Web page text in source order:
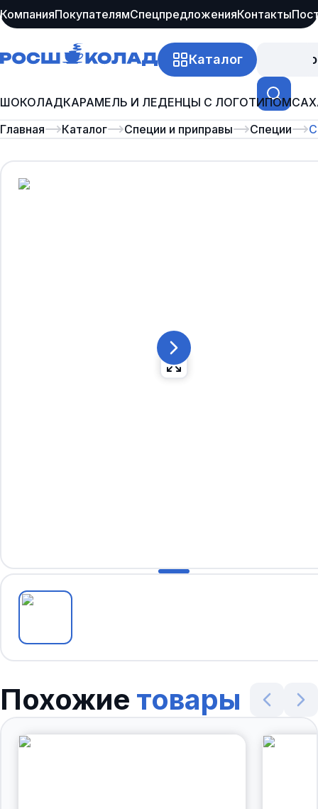
КомпанияПокупателямСпецпредложенияКонтакты
Каталог
ШОКОЛАДКАРАМЕЛЬ И ЛЕДЕНЦЫ С ЛОГОТИПОМ
Главная
Каталог Специи и приправы Специи
Похожие товары